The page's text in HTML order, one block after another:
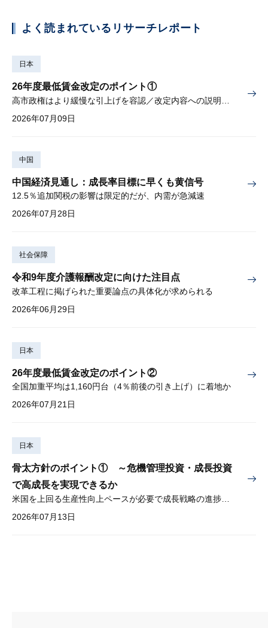
よく読まれているリサーチレポート
日本
26年度最低賃金改定のポイント①
2026年07月09日
中国
中国経済見通し：成長率目標に早くも黄信号
12.5％追加関税の影響は限定的だが、内需が急減速
2026年07月28日
社会保障
令和9年度介護報酬改定に向けた注目点
改革工程に掲げられた重要論点の具体化が求められる
2026年06月29日
日本
26年度最低賃金改定のポイント②
全国加重平均は1,160円台（4％前後の引き上げ）に着地か
2026年07月21日
日本
骨太方針のポイント① ～危機管理投資・成長投資
で高成長を実現できるか
2026年07月13日